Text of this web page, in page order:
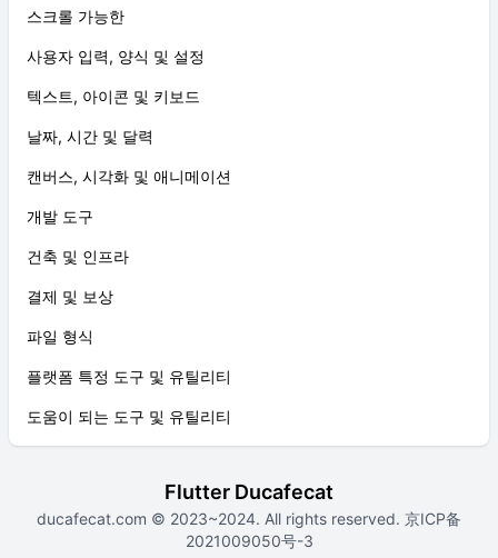
스크롤 가능한
사용자 입력, 양식 및 설정
텍스트, 아이콘 및 키보드
날짜, 시간 및 달력
캔버스, 시각화 및 애니메이션
개발 도구
건축 및 인프라
결제 및 보상
파일 형식
플랫폼 특정 도구 및 유틸리티
도움이 되는 도구 및 유틸리티
Flutter Ducafecat
ducafecat.com © 2023~2024. All rights reserved. 京ICP备
2021009050号-3